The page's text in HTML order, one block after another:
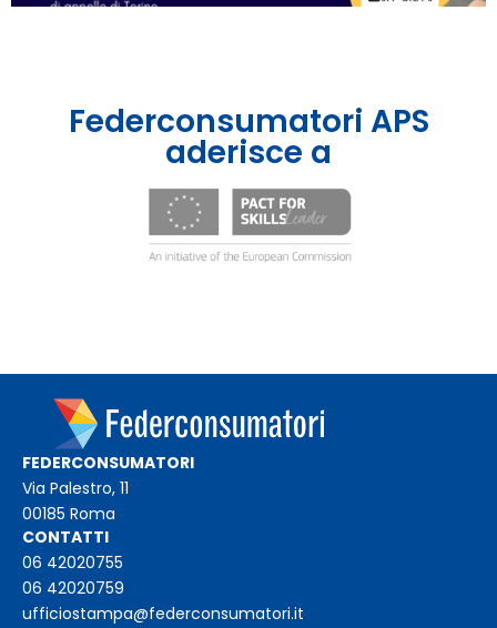
Federconsumatori APS
aderisce a
FEDERCONSUMATORI
Via Palestro, 11
00185 Roma
CONTATTI
06 42020755
06 42020759
ufficiostampa@federconsumatori.it